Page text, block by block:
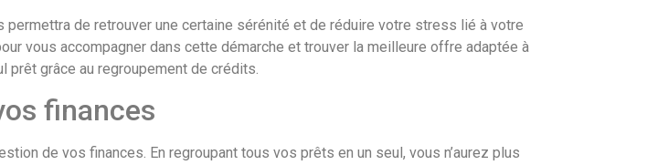
de retrouver une certaine sérénité et de réduire votre stress lié à votre
vous accompagner dans cette démarche et trouver la meilleure offre adaptée à
prêt grâce au regroupement de crédits.
finances
de vos finances. En regroupant tous vos prêts en un seul, vous n’aurez plus